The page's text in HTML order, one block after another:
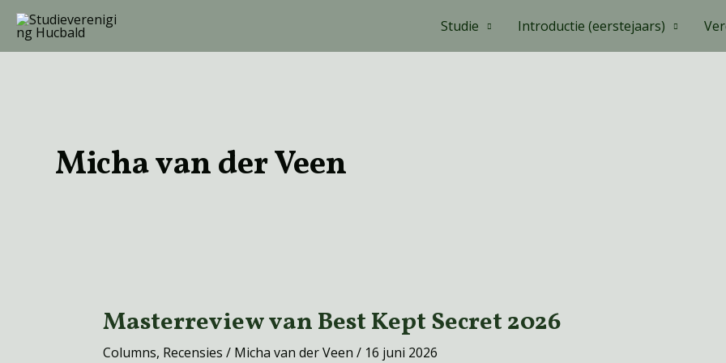
naar
de
Studie Introductie (eerstejaars)
Micha van der Veen
Masterreview van Best Kept Secret 2026
Columns, Recensies / Micha van der Veen / 16 juni 2026
Masterreview